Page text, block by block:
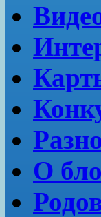
О